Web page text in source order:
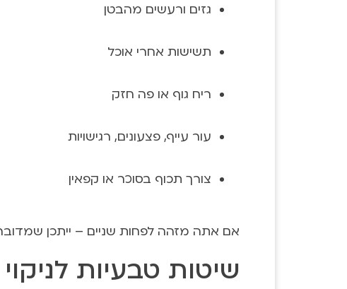
גזים ורעשים מהבטן
תשישות אחרי אוכל
ריח גוף או פה חזק
עור עייף, פצעונים, רגישויות
צורך תכוף בסוכר או קפאין
אם אתה מזהה לפחות שניים – ייתכן
שיטות טבעיות